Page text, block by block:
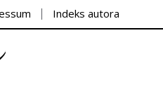
Indeks autora